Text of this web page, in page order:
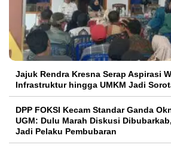
Jajuk Rendra Kresna Serap Aspirasi
Infrastruktur hingga UMKM Jadi
DPP FOKSI Kecam Standar Ganda
UGM: Dulu Marah Diskusi
Jadi Pelaku Pembubaran